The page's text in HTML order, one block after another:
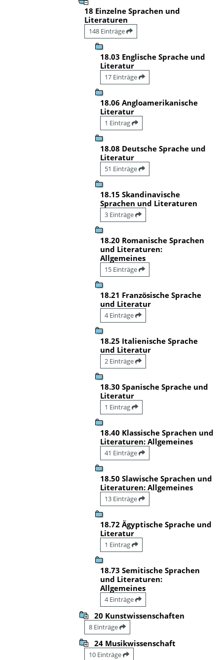
18 Einzelne Sprachen und
Literaturen
148 Einträge
18.03 Englische Sprache und
Literatur
17 Einträge
18.06 Angloamerikanische
Literatur
1 Eintrag
18.08 Deutsche Sprache und
Literatur
51 Einträge
18.15 Skandinavische
Sprachen und Literaturen
3 Einträge
18.20 Romanische Sprachen
und Literaturen:
Allgemeines
15 Einträge
18.21 Französische Sprache
und Literatur
4 Einträge
18.25 Italienische Sprache
und Literatur
2 Einträge
18.30 Spanische Sprache und
Literatur
1 Eintrag
18.40 Klassische Sprachen und
Literaturen: Allgemeines
41 Einträge
18.50 Slawische Sprachen und
Literaturen: Allgemeines
13 Einträge
18.72 Ägyptische Sprache und
Literatur
1 Eintrag
18.73 Semitische Sprachen
und Literaturen:
Allgemeines
4 Einträge
20 Kunstwissenschaften
8 Einträge
24 Musikwissenschaft
10 Einträge